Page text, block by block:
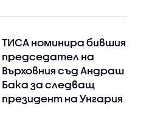
ТИСА номинира бившия
председател на
Върховния съд Андраш
Бака за следващ
президент на Унгария